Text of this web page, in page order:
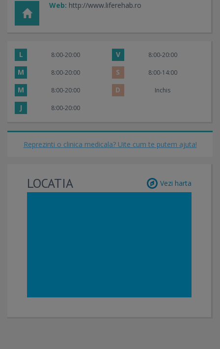
Web: http://www.liferehab.ro
L 8:00-20:00 V 8:00-20:00
M 8:00-20:00 S 8:00-14:00
M 8:00-20:00 D Inchis
J 8:00-20:00
Reprezinti o clinica medicala? Uite cum te putem ajuta!
LOCATIA Vezi harta